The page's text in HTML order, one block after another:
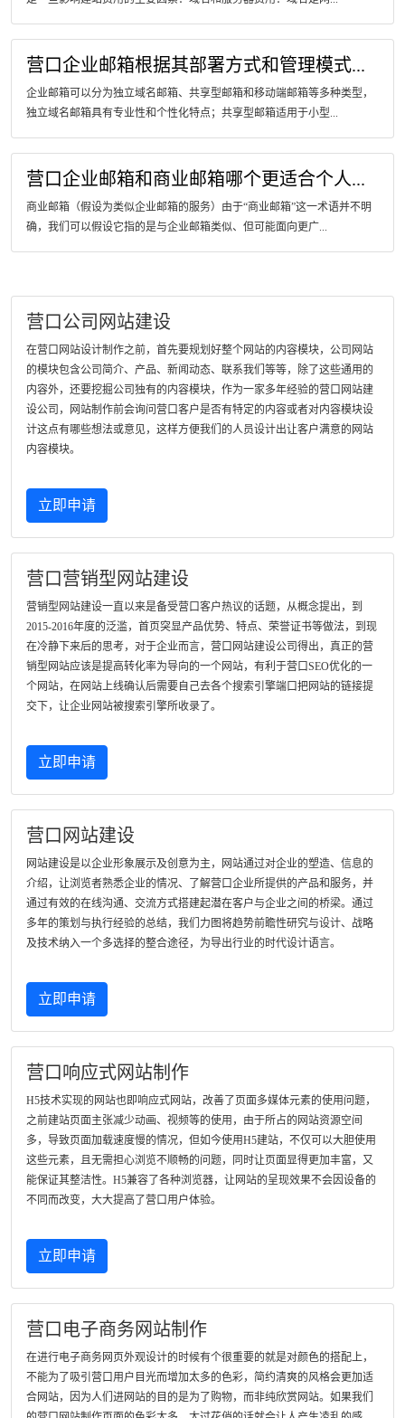
营口企业邮箱根据其部署方式和管理模式...
企业邮箱可以分为独立域名邮箱、共享型邮箱和移动端邮箱等多种类型，
独立域名邮箱具有专业性和个性化特点；共享型邮箱适用于小型...
营口企业邮箱和商业邮箱哪个更适合个人...
商业邮箱（假设为类似企业邮箱的服务）由于“商业邮箱”这一术语并不明
确，我们可以假设它指的是与企业邮箱类似、但可能面向更广...
营口公司网站建设
在营口网站设计制作之前，首先要规划好整个网站的内容模块，公司网站
的模块包含公司简介、产品、新闻动态、联系我们等等，除了这些通用的
内容外，还要挖掘公司独有的内容模块，作为一家多年经验的营口网站建
设公司，网站制作前会询问营口客户是否有特定的内容或者对内容模块设
计这点有哪些想法或意见，这样方便我们的人员设计出让客户满意的网站
内容模块。
立即申请
营口营销型网站建设
营销型网站建设一直以来是备受营口客户热议的话题，从概念提出，到
2015-2016年度的泛滥，首页突显产品优势、特点、荣誉证书等做法，到现
在冷静下来后的思考，对于企业而言，营口网站建设公司得出，真正的营
销型网站应该是提高转化率为导向的一个网站，有利于营口SEO优化的一
个网站，在网站上线确认后需要自己去各个搜索引擎端口把网站的链接提
交下，让企业网站被搜索引擎所收录了。
立即申请
营口网站建设
网站建设是以企业形象展示及创意为主，网站通过对企业的塑造、信息的
介绍，让浏览者熟悉企业的情况、了解营口企业所提供的产品和服务，并
通过有效的在线沟通、交流方式搭建起潜在客户与企业之间的桥梁。通过
多年的策划与执行经验的总结，我们力图将趋势前瞻性研究与设计、战略
及技术纳入一个多选择的整合途径，为导出行业的时代设计语言。
立即申请
营口响应式网站制作
H5技术实现的网站也即响应式网站，改善了页面多媒体元素的使用问题，
之前建站页面主张减少动画、视频等的使用，由于所占的网站资源空间
多，导致页面加载速度慢的情况，但如今使用H5建站，不仅可以大胆使用
这些元素，且无需担心浏览不顺畅的问题，同时让页面显得更加丰富，又
能保证其整洁性。H5兼容了各种浏览器，让网站的呈现效果不会因设备的
不同而改变，大大提高了营口用户体验。
立即申请
营口电子商务网站制作
在进行电子商务网页外观设计的时候有个很重要的就是对颜色的搭配上，
不能为了吸引营口用户目光而增加太多的色彩，简约清爽的风格会更加适
合网站，因为人们进网站的目的是为了购物，而非纯欣赏网站。如果我们